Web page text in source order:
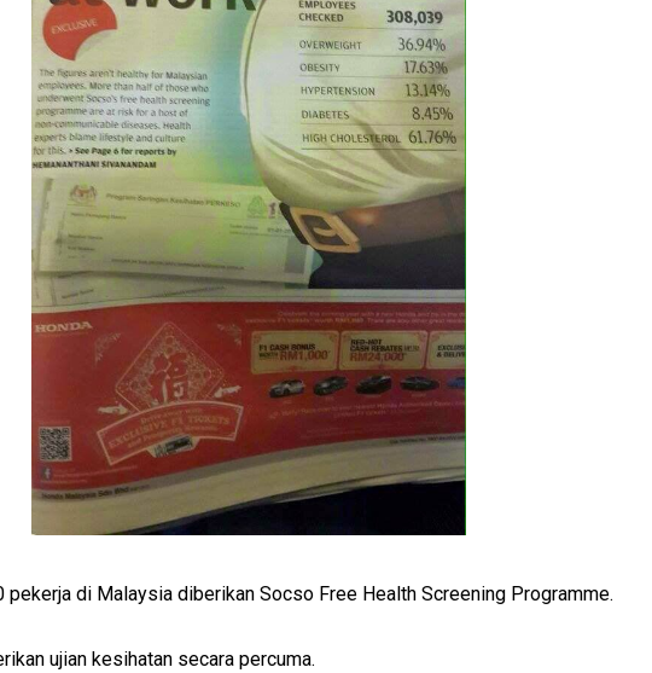
pekerja di Malaysia diberikan Socso Free Health Screening Programme.
ujian kesihatan secara percuma.